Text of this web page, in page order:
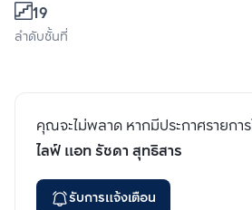
19
ลำดับชั้นที่
คุณจะไม่พลาด หากมีประกาศรายการ
ไลฟ์ แอท รัชดา สุทธิสาร
รับการแจ้งเตือน